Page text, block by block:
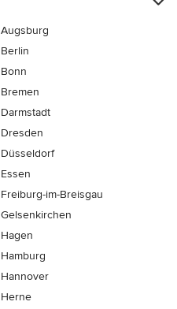
Augsburg
Berlin
Bonn
Bremen
Darmstadt
Dresden
Düsseldorf
Essen
Freiburg-im-Breisgau
Gelsenkirchen
Hagen
Hamburg
Hannover
Herne